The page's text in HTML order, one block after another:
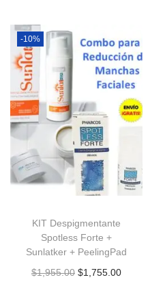
-10%
KIT Despigmentante
Spotless Forte +
Sunlatker + PeelingPad
$1,955.00 $1,755.00